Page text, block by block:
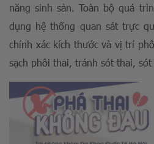
năng sinh sản. Toàn bộ quá
dụng hệ thống quan sát trực
chính xác kích thước và vị trí
sạch phôi thai, tránh sót thai, sót